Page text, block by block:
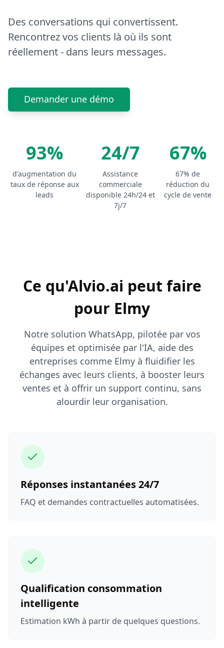
Des conversations qui convertissent.
Rencontrez vos clients là où ils sont
réellement - dans leurs messages.
Demander une démo
93%
d'augmentation du
taux de réponse aux
leads
24/7
Assistance
commerciale
disponible 24h/24 et
7j/7
67%
67% de
réduction du
cycle de vente
Ce qu'Alvio.ai peut faire
pour Elmy
Notre solution WhatsApp, pilotée par vos
équipes et optimisée par l'IA, aide des
entreprises comme Elmy à fluidifier les
échanges avec leurs clients, à booster leurs
ventes et à offrir un support continu, sans
alourdir leur organisation.
Réponses instantanées 24/7
FAQ et demandes contractuelles automatisées.
Qualification consommation
intelligente
Estimation kWh à partir de quelques questions.